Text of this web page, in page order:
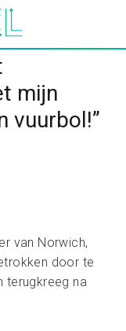
mijn
vuurbol!”
van Norwich,
door te
terugkreeg na